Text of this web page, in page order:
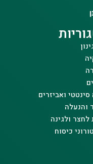
ואביזרים
והנעלה
לחצר ולגינה
כיסוח